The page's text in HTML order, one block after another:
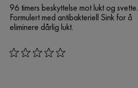
96 timers beskyttelse mot lukt og svette.
Formulert med antibakteriell Sink for å
eliminere dårlig lukt.
rating: 0 out of 5